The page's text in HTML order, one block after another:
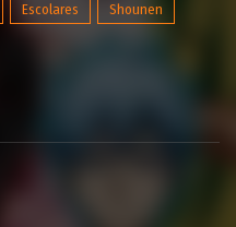
Escolares Shounen